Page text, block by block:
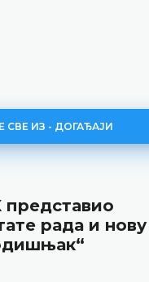
СВЕ ИЗ - ДОГАЂАЈИ
за
Босне и Херцеговине